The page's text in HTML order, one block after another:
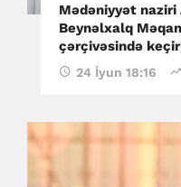
Mədəniyyət
Beynəlxalq
çərçivəsində
edib24 İyun 18:16